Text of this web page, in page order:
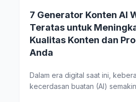
7 Generator Konten AI
Teratas untuk
Kualitas Konten dan
Anda
Dalam era digital saat ini,
kecerdasan buatan (AI)